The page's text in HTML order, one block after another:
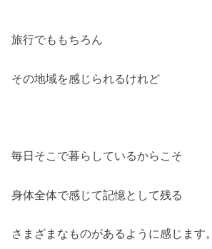
旅行でももちろん
その地域を感じられるけれど
毎日そこで暮らしているからこそ
身体全体で感じて記憶として残る
さまざまなものがあるように感じます。